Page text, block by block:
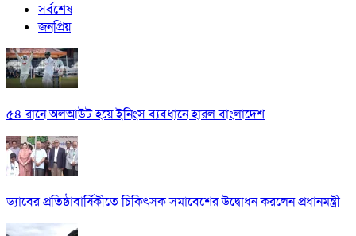
সর্বশেষ
জনপ্রিয়
৫৪ রানে অলআউট হয়ে ইনিংস ব্যবধানে হারল বাংলাদেশ
ড্যাবের প্রতিষ্ঠাবার্ষিকীতে চিকিৎসক সমাবেশের উদ্বোধন করলেন প্রধানমন্ত্রী